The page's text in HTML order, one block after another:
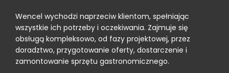
Wencel wychodzi naprzeciw klientom, spełniając
wszystkie ich potrzeby i oczekiwania. Zajmuje się
obsługą kompleksowo, od fazy projektowej, przez
doradztwo, przygotowanie oferty, dostarczenie i
zamontowanie sprzętu gastronomicznego.